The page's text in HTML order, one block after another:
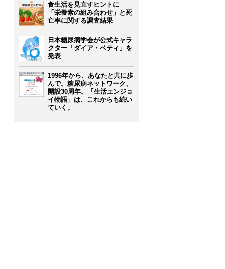
食生活を見直すヒントに
「栄養素の組み合わせ」と死
亡率に関する調査結果
日本糖尿病学会が公式キャラ
クター「ダイア・ベティ」を
発表
1996年から、あなたと共に歩
んで。糖尿病ネットワーク、
開設30周年。「生活エンジョ
イ物語」は、これからも続い
ていく。